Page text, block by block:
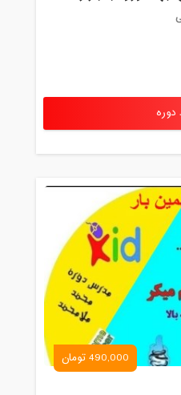
دوره
490,000 تومان